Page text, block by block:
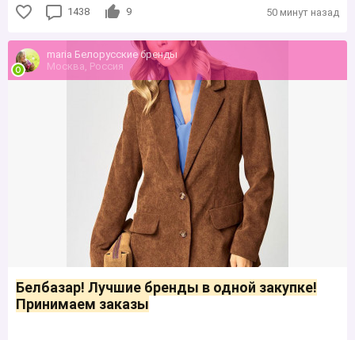
1438 9 50 минут назад
maria Белорусские бренды
Москва, Россия
Белбазар! Лучшие бренды в одной закупке!
Принимаем заказы